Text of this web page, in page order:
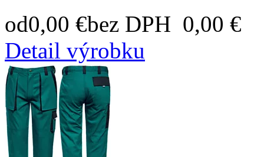
od0,00 €bez DPH 0,00 €
Detail výrobku